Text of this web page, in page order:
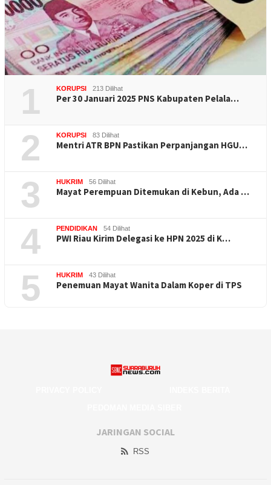
1 KORUPSI 213 Dilihat
Per 30 Januari 2025 PNS Kabupaten Pelala…
2 KORUPSI 83 Dilihat
Mentri ATR BPN Pastikan Perpanjangan HGU…
3 HUKRIM 56 Dilihat
Mayat Perempuan Ditemukan di Kebun, Ada …
4 PENDIDIKAN 54 Dilihat
PWI Riau Kirim Delegasi ke HPN 2025 di K…
5 HUKRIM 43 Dilihat
Penemuan Mayat Wanita Dalam Koper di TPS
JARINGAN SOCIAL
RSS